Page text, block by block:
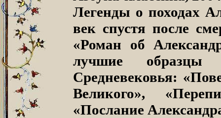
Легенды о походах
век спустя после
«Роман об
лучшие образцы
Средневековья:
Великого»,
«Послание